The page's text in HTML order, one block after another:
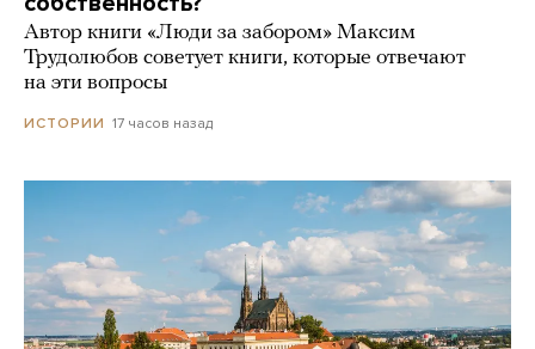
Автор книги «Люди за забором» Максим
Трудолюбов советует книги, которые отвечают
на эти вопросы
ИСТОРИИ 17 часов назад